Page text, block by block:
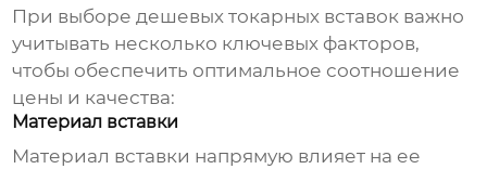
При выборедешевых токарных вставок важно
учитывать несколько ключевых факторов,
чтобы обеспечить оптимальное соотношение
цены и качества:
Материал вставки
Материал вставки напрямую влияет на ее